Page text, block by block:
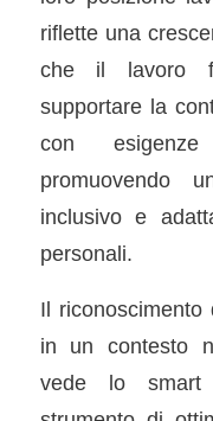
riflette una
che il lavoro
supportare la
con
promuovendo
inclusivo e
personali.
Il
in un contesto
vede lo smart